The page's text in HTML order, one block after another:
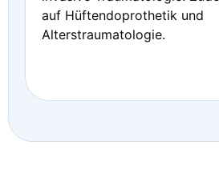
auf Hüftendoprothetik und
Alterstraumatologie.